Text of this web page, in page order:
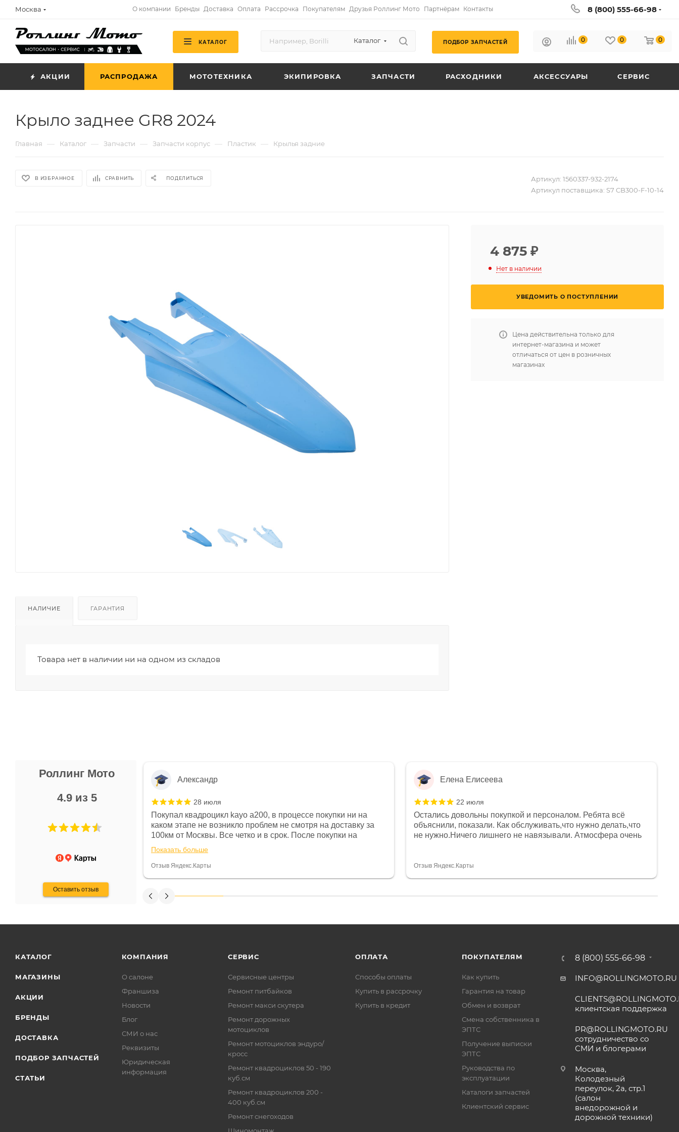
Москва О компании Бренды Доставка Оплата Рассрочка Покупателям Друзья Роллинг Мото Партнёрам Контакты 8 (800) 555-66-98
КАТАЛОГ Каталог ПОДБОР ЗАПЧАСТЕЙ 0 0 0
АКЦИИ РАСПРОДАЖА МОТОТЕХНИКА ЭКИПИРОВКА ЗАПЧАСТИ РАСХОДНИКИ АКСЕССУАРЫ СЕРВИС
Крыло заднее GR8 2024
Главная — Каталог — Запчасти — Запчасти корпус — Пластик — Крылья задние
В ИЗБРАННОЕ СРАВНИТЬ ПОДЕЛИТЬСЯ Артикул: 1560337-932-2174
Артикул поставщика: S7 CB300-F-10-14
НАЛИЧИЕ ГАРАНТИЯ
Товара нет в наличии ни на одном из складов
4 875 ₽
Нет в наличии
УВЕДОМИТЬ О ПОСТУПЛЕНИИ
Цена действительна только для
интернет-магазина и может
отличаться от цен в розничных
магазинах
Роллинг Мото
4.9 из 5
Оставить отзыв
Не понравились условия
и дают только на год)
Александр
28 июля
Покупал квадроцикл kayo a200, в процессе покупки ни на
каком этапе не возникло проблем не смотря на доставку за
100км от Москвы. Все четко и в срок. После покупки на
спидометре всегда был 0, при этом представители магазина
постоянно были на связи и в итоге проблема была решена.
Считаю, что это говорит о небезразличии к клиенту после
Показать больше
Отзыв Яндекс.Карты
Елена Елисеева
22 июля
Остались довольны покупкой и персоналом. Ребята всё
объяснили, показали. Как обслуживать,что нужно делать,что
не нужно.Ничего лишнего не навязывали. Атмосфера очень
огромное спасибо Дмитрию, за клиентоориентированность и
Отзыв Яндекс.Карты
КАТАЛОГ
МАГАЗИНЫ
АКЦИИ
БРЕНДЫ
ДОСТАВКА
ПОДБОР ЗАПЧАСТЕЙ
СТАТЬИ
КОМПАНИЯ
О салоне
Франшиза
Новости
Блог
СМИ о нас
Реквизиты
Юридическая
информация
СЕРВИС
Сервисные центры
Ремонт питбайков
Ремонт макси скутера
Ремонт дорожных
мотоциклов
Ремонт мотоциклов эндуро/
кросс
Ремонт квадроциклов 50 - 190
куб.см
Ремонт квадроциклов 200 -
400 куб.см
Ремонт снегоходов
ОПЛАТА
Способы оплаты
Купить в рассрочку
Купить в кредит
ПОКУПАТЕЛЯМ
Как купить
Гарантия на товар
Обмен и возврат
Смена собственника в
ЭПТС
Получение выписки
ЭПТС
Руководства по
эксплуатации
Каталоги запчастей
Клиентский сервис
8 (800) 555-66-98
INFO@ROLLINGMOTO.RU
клиентская поддержка
PR@ROLLINGMOTO.RU
сотрудничество со
СМИ и блогерами
Москва,
Колодезный
переулок, 2а, стр.1
(салон
внедорожной и
дорожной техники)